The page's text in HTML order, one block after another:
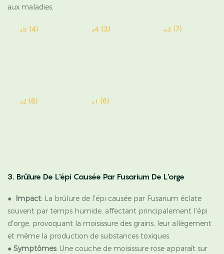
aux maladies.
3. Brûlure De L'épi Causée Par Fusarium De L'orge
● Impact: La brûlure de l'épi causée par Fusarium éclate
souvent par temps humide, affectant principalement l'épi
d'orge, provoquant la moisissure des grains, leur allègement
et même la production de substances toxiques.
● Symptômes: Une couche de moisissure rose apparaît sur